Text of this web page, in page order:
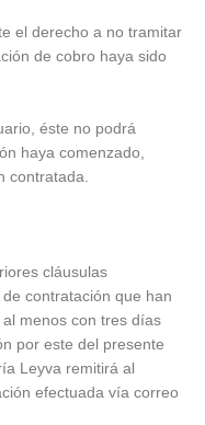
el derecho a no tramitar
de cobro haya sido
éste no podrá
haya comenzado,
contratada.
cláusulas
contratación que han
menos con tres días
por este del presente
Leyva remitirá al
efectuada vía correo